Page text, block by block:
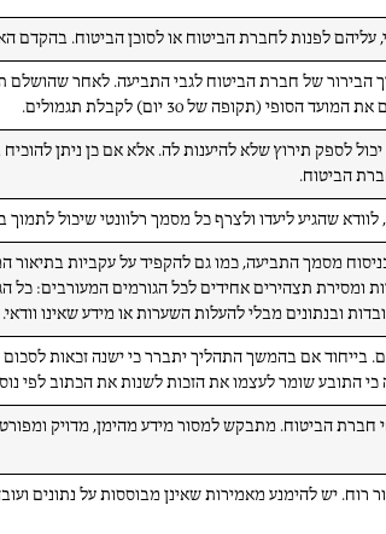
עליהם לפנות לחברת הביטוח או לסוכן הביטוח. בהקדם
הבירור של חברת הביטוח לגבי התביעה. לאחר שהושלם
(תקופה של 30 יום) לקבלת תגמולים.
לספק תירוץ שלא להיענות לה. אלא אם כן ניתן
הביטוח.
שהגיע ליעדו ולצרף כל מסמך רלוונטי שיכול לתמוך
מסמך התביעה, כמו גם להקפיד על עקביות
ומסירת תצהירים אחידים לכל הגורמים המעורבים:
ובנתונים מבלי להעלות השערות או מידע שאינו וודאי.
בייחוד אם בהמשך התהליך יתברר כי ישנה זכאות
כי התובע שומר לעצמו את הזכות לשנות את הכתוב לפי
הביטוח. מתבקש למסור מידע מהימן, מדויק
רוח. יש להימנע מאמירות שאינן מבוססות על נתונים